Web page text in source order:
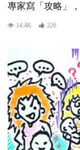
專家寫「攻略」
14.4K 226